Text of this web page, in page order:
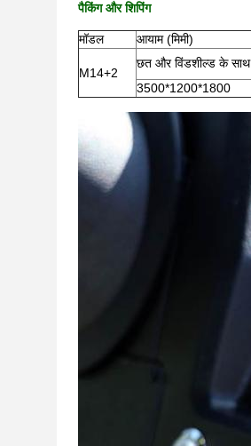
पैकिंग और शिपिंग
मॉडल आयाम (मिमी)
M14+2
छत और विंडशील्ड के साथ
3500*1200*1800